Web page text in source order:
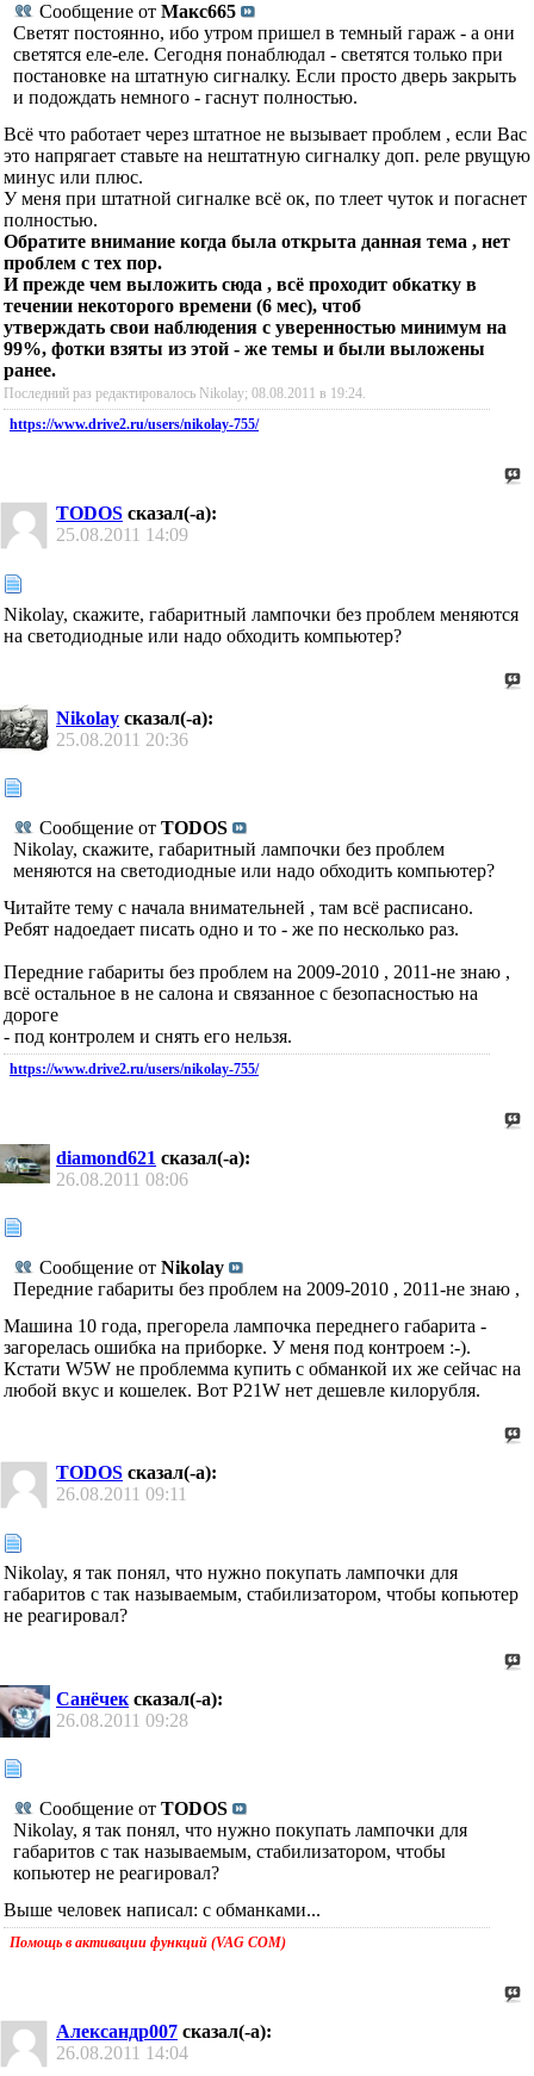
Сообщение от Макс665
Светят постоянно, ибо утром пришел в темный гараж - а они
светятся еле-еле. Сегодня понаблюдал - светятся только при
постановке на штатную сигналку. Если просто дверь закрыть
и подождать немного - гаснут полностью.
Всё что работает через штатное не вызывает проблем , если Вас
это напрягает ставьте на нештатную сигналку доп. реле рвущую
минус или плюс.
У меня при штатной сигналке всё ок, по тлеет чуток и погаснет
полностью.
Обратите внимание когда была открыта данная тема , нет
проблем с тех пор.
И прежде чем выложить сюда , всё проходит обкатку в
течении некоторого времени (6 мес), чтоб
утверждать свои наблюдения с уверенностью минимум на
99%, фотки взяты из этой - же темы и были выложены
ранее.
Последний раз редактировалось Nikolay; 08.08.2011 в 19:24.
https://www.drive2.ru/users/nikolay-755/
TODOS сказал(-а):
25.08.2011 14:09
Nikolay, скажите, габаритный лампочки без проблем меняются
на светодиодные или надо обходить компьютер?
Nikolay сказал(-а):
25.08.2011 20:36
Сообщение от TODOS
Nikolay, скажите, габаритный лампочки без проблем
меняются на светодиодные или надо обходить компьютер?
Читайте тему с начала внимательней , там всё расписано.
Ребят надоедает писать одно и то - же по несколько раз.
Передние габариты без проблем на 2009-2010 , 2011-не знаю ,
всё остальное в не салона и связанное с безопасностью на
дороге
- под контролем и снять его нельзя.
https://www.drive2.ru/users/nikolay-755/
diamond621 сказал(-а):
26.08.2011 08:06
Сообщение от Nikolay
Передние габариты без проблем на 2009-2010 , 2011-не знаю ,
Машина 10 года, прегорела лампочка переднего габарита -
загорелась ошибка на приборке. У меня под контроем :-).
Кстати W5W не проблемма купить с обманкой их же сейчас на
любой вкус и кошелек. Вот P21W нет дешевле килорубля.
TODOS сказал(-а):
26.08.2011 09:11
Nikolay, я так понял, что нужно покупать лампочки для
габаритов с так называемым, стабилизатором, чтобы копьютер
не реагировал?
Санёчек сказал(-а):
26.08.2011 09:28
Сообщение от TODOS
Nikolay, я так понял, что нужно покупать лампочки для
габаритов с так называемым, стабилизатором, чтобы
копьютер не реагировал?
Выше человек написал: с обманками...
Помощь в активации функций (VAG COM)
Александр007 сказал(-а):
26.08.2011 14:04